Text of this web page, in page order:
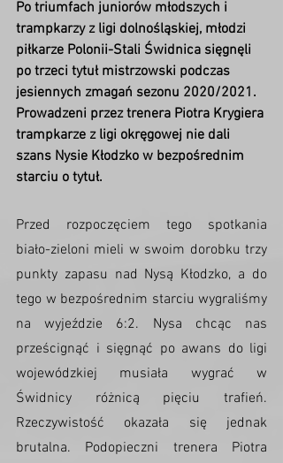
Po triumfach juniorów młodszych i
trampkarzy z ligi dolnośląskiej, młodzi
piłkarze Polonii-Stali Świdnica sięgnęli
po trzeci tytuł mistrzowski podczas
jesiennych zmagań sezonu 2020/2021.
Prowadzeni przez trenera Piotra Krygiera
trampkarze z ligi okręgowej nie dali
szans Nysie Kłodzko w bezpośrednim
starciu o tytuł.
Przed rozpoczęciem tego spotkania
biało-zieloni mieli w swoim dorobku trzy
punkty zapasu nad Nysą Kłodzko, a do
tego w bezpośrednim starciu wygraliśmy
na wyjeździe 6:2. Nysa chcąc nas
prześcignąć i sięgnąć po awans do ligi
wojewódzkiej musiała wygrać w
Świdnicy różnicą pięciu trafień.
Rzeczywistość okazała się jednak
brutalna. Podopieczni trenera Piotra